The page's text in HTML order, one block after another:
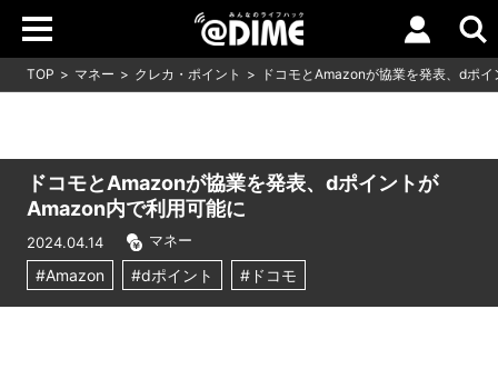
TOP マネー クレカ・ポイント ドコモとAmazonが協業を発表、dポ
ドコモとAmazonが協業を発表、dポイントが
Amazon内で利用可能に
2024.04.14 マネー
#Amazon #dポイント #ドコモ